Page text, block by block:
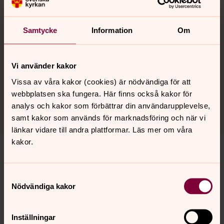
Samtycke Information Om
Vi använder kakor
Vissa av våra kakor (cookies) är nödvändiga för att
webbplatsen ska fungera. Här finns också kakor för
analys och kakor som förbättrar din användarupplevelse,
samt kakor som används för marknadsföring och när vi
länkar vidare till andra plattformar. Läs mer om våra
kakor.
Nödvändiga kakor
Inställningar
Jag tackar dig för livet och för den gåva jag har fått i
mina barn. De bär styrka, klokskap och egna drömmar.
Det som började i mina armar har blivit till deras eget liv.
Amen.
runt om i Sverige och/eller med olika sorg- och
samtalsgrupper ute i församlingar. Med vackra och
hoppfulla texter tar vi upp ett stort och ibland svårt
ämne som vi hoppas ska leda till både fördjupade